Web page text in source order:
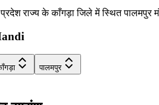
राज्य के काँगड़ा जिले में स्थित पालमपुर
पालमपुर